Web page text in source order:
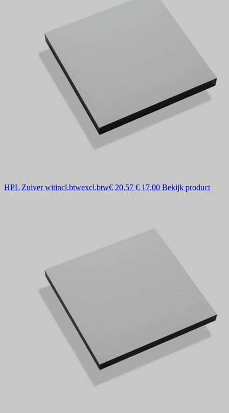
HPL Zuiver witincl.btwexcl.btw€ 20,57 € 17,00 Bekijk product